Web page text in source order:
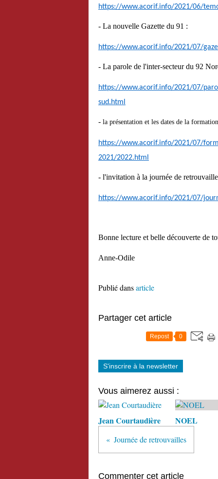
https://www.acorif.info/2021/06/
- La nouvelle Gazette du 91 :
https://www.acorif.info/2021/07/
- La parole de l'inter-secteur du 92
https://www.acorif.info/2021/07/
sud.html
- la présentation et les dates de la
https://www.acorif.info/2021/07/
2021/2022.html
- l'invitation à la journée de
https://www.acorif.info/2021/07/
Bonne lecture et belle découverte de
Anne-Odile
Publié dansarticle
Partager cet article
Repost 0
S'inscrire à la newsletter
Vous aimerez aussi :
Jean Courtaudière NOEL
Journée de retrouvailles
Commenter cet article